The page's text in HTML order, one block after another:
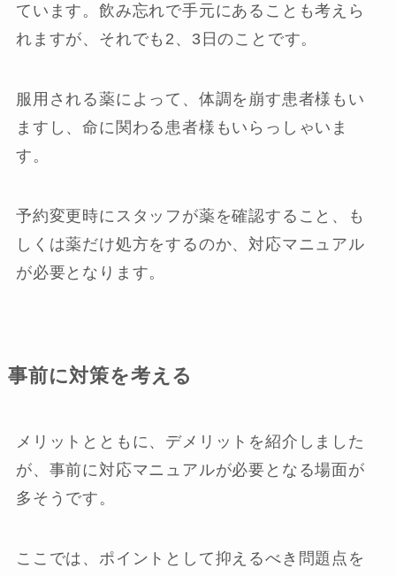
ています。飲み忘れで手元にあることも考えら
れますが、それでも2、3日のことです。
服用される薬によって、体調を崩す患者様もい
ますし、命に関わる患者様もいらっしゃいま
す。
予約変更時にスタッフが薬を確認すること、も
しくは薬だけ処方をするのか、対応マニュアル
が必要となります。
事前に対策を考える
メリットとともに、デメリットを紹介しました
が、事前に対応マニュアルが必要となる場面が
多そうです。
ここでは、ポイントとして抑えるべき問題点を